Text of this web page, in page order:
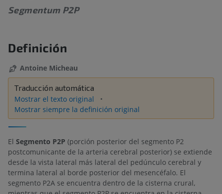
Segmentum P2P
Definición
Antoine Micheau
Traducción automática
Mostrar el texto original
Mostrar siempre la definición original
El Segmento P2P (porción posterior del segmento P2
postcomunicante de la arteria cerebral posterior) se extiende
desde la vista lateral más lateral del pedúnculo cerebral y
termina lateral al borde posterior del mesencéfalo. El
segmento P2A se encuentra dentro de la cisterna crural,